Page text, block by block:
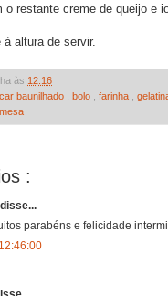
o restante creme de queijo e
à altura de servir.
às 12:16
baunilhado bolo farinha
:
disse...
parabéns e felicidade